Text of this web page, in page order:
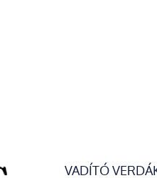
VADÍTÓ